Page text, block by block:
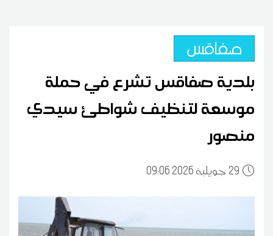
صفاقس
بلدية صفاقس تشرع في حملة
موسعة لتنظيف شواطئ سيدي
منصور
29 09:06 2026 جويلية